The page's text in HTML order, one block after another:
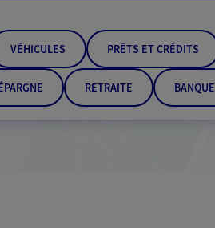
VÉHICULES PRÊTS ET CRÉDITS
RETRAITE BANQUE